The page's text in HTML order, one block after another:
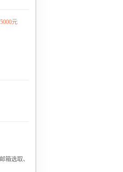
5000元
箱选取、